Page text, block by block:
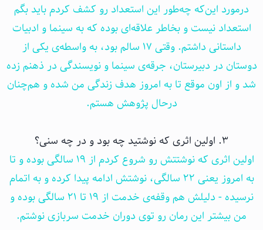
درمورد این‌که چه‌طور این استعداد رو کشف کردم باید بگم
استعداد نیست و بخاطر علاقه‌ای بوده که به سینما و ادبیات
داستانی داشتم. وقتی ۱۷ سالم بود، به واسطه‌ی یکی از
دوستان در دبیرستان، جرقه‌ی سینما و نویسندگی در ذهنم زده
شد و از اون موقع تا به امروز هدف زندگی من شده و هم‌چنان
درحال پژوهش هستم.
۳. اولین اثری که نوشتید چه بود و در چه سنی؟
اولین اثری که نوشتتش رو شروع کردم از ۱۹ سالگی بوده و تا
به امروز یعنی ۲۲ سالگی، نوشتش ادامه پیدا کرده و به اتمام
نرسیده - دلیلش هم وقفه‌ی خدمت از ۱۹ تا ۲۱ سالگی بوده و
من بیشتر این رمان رو توی دوران خدمت سربازی نوشتم.